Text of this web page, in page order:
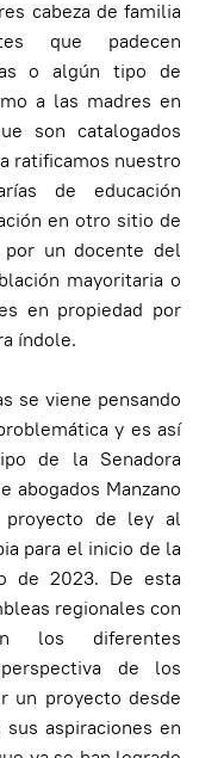
cabeza de familia
que padecen
o algún tipo de
a las madres en
son catalogados
ratificamos nuestro
de educación
en otro sitio de
un docente del
mayoritaria o
en propiedad por
índole.
se viene pensando
y es así
de la Senadora
abogados Manzano
proyecto de ley al
para el inicio de la
de 2023. De esta
regionales con
los diferentes
de los
un proyecto desde
aspiraciones en